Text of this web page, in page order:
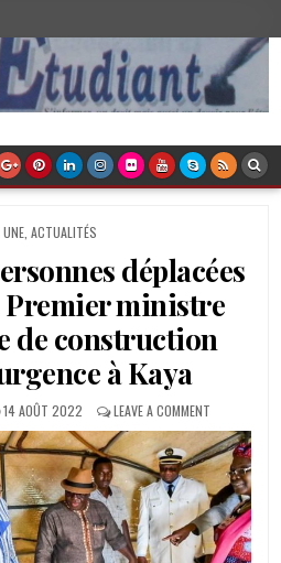
ACTUALITÉS
déplacées
Premier ministre
de construction
à Kaya
PUBLISHED
DATE:
14 AOÛT 2022 LEAVE A COMMENTON
SOUTIEN
AUX
PERSONNES
DÉPLACÉES
INTERNES
:
LE
PREMIER